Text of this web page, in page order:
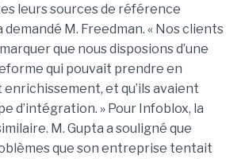
leurs sources de référence
demandé M. Freedman. « Nos clients
que nous disposions d’une
qui pouvait prendre en
et qu’ils avaient
d’intégration. » Pour Infoblox, la
M. Gupta a souligné que
que son entreprise tentait